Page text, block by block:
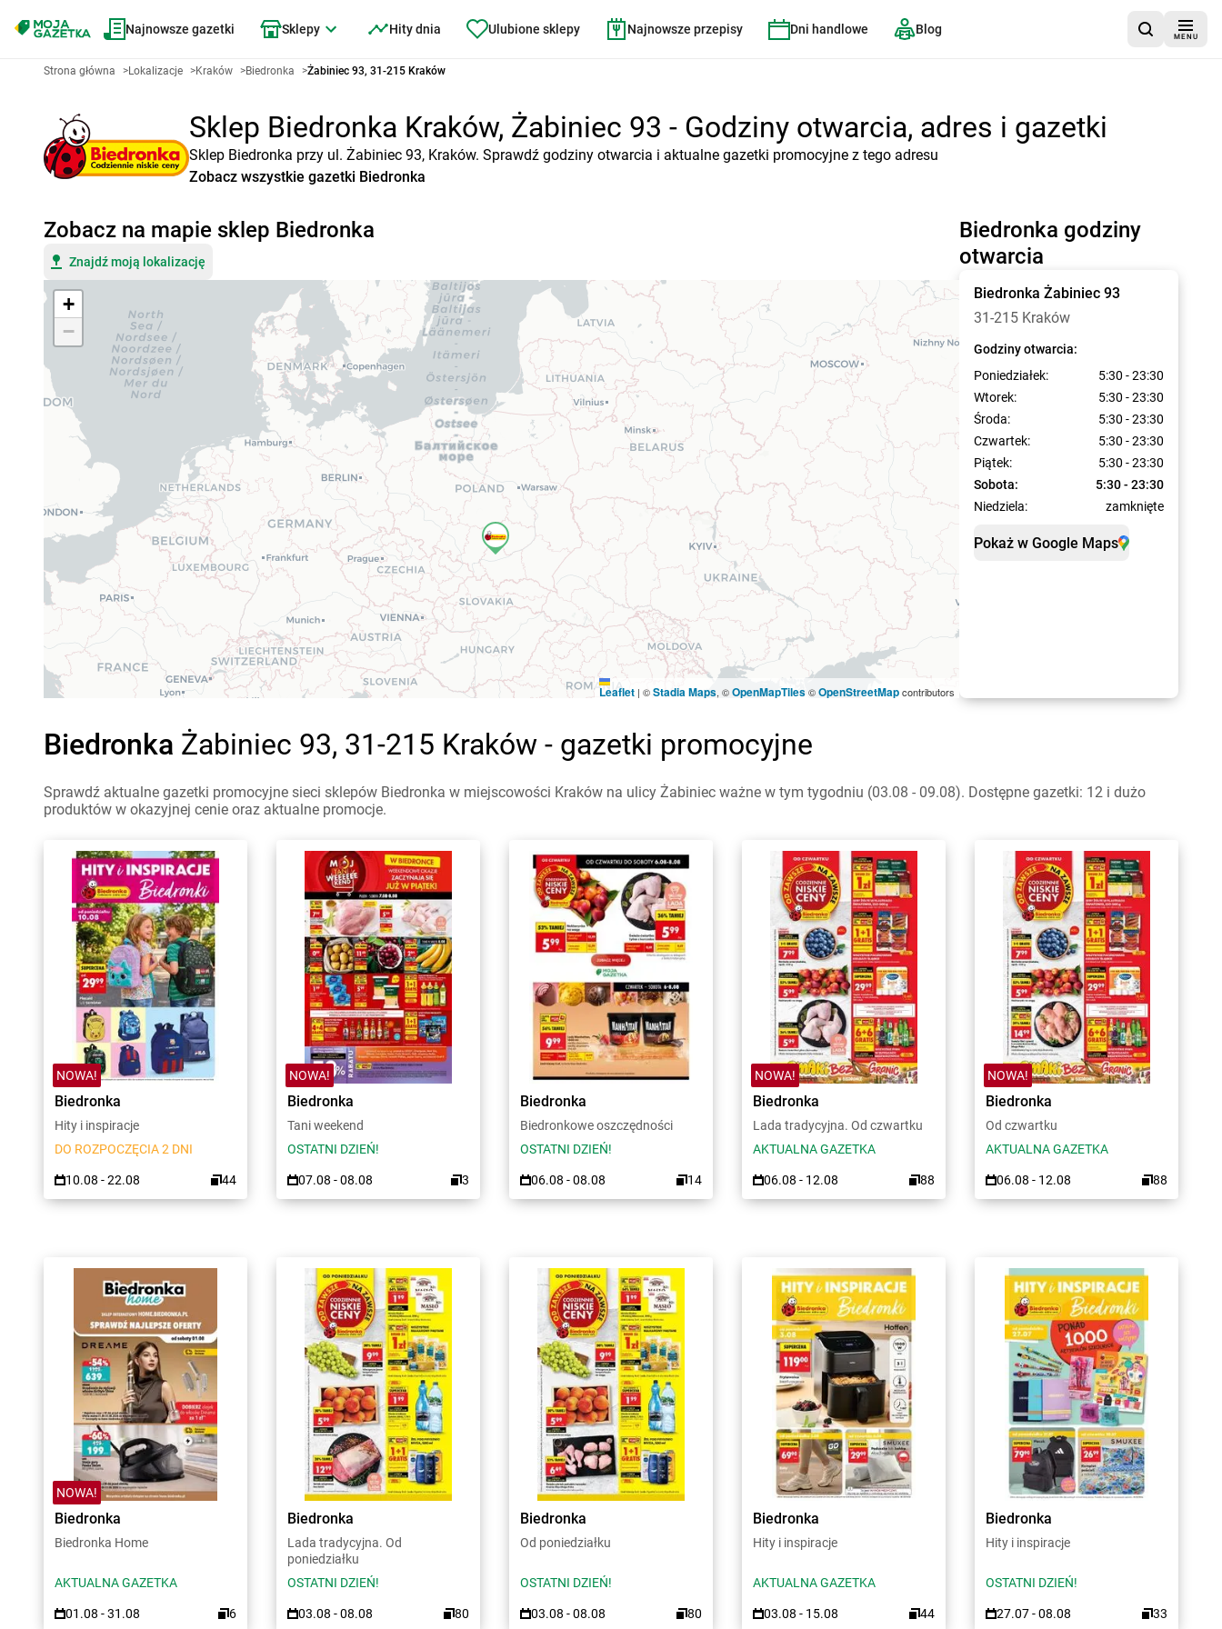
Najnowsze gazetki Sklepy Hity dnia Ulubione sklepy Najnowsze przepisy Dni handlowe Blog
MENU
Strona główna >Lokalizacje >Kraków >Biedronka >Żabiniec 93, 31-215 Kraków
Sklep Biedronka Kraków, Żabiniec 93 - Godziny otwarcia, adres i gazetki
Sklep Biedronka przy ul. Żabiniec 93, Kraków. Sprawdź godziny otwarcia i aktualne gazetki promocyjne z tego adresu
Zobacz wszystkie gazetki Biedronka
Biedronka godziny
otwarcia
Biedronka Żabiniec 93
31-215 Kraków
Godziny otwarcia:
Poniedziałek:
5:30 - 23:30
Wtorek:
5:30 - 23:30
Środa:
5:30 - 23:30
Czwartek:
5:30 - 23:30
Piątek:
5:30 - 23:30
Sobota:
5:30 - 23:30
Niedziela:
zamknięte
Pokaż w Google Maps
Zobacz na mapie sklep Biedronka
Znajdź moją lokalizację
+
−
Leaflet | ©Stadia Maps, ©OpenMapTiles©OpenStreetMapcontributors
Biedronka Żabiniec 93, 31-215 Kraków - gazetki promocyjne
Sprawdź aktualne gazetki promocyjne sieci sklepów Biedronka w miejscowości Kraków na ulicy Żabiniec ważne w tym tygodniu (03.08 - 09.08). Dostępne gazetki: 12 i dużo
produktów w okazyjnej cenie oraz aktualne promocje.
NOWA!
Biedronka
Hity i inspiracje
DO ROZPOCZĘCIA 2 DNI
10.08 - 22.08 44
NOWA!
Biedronka
Tani weekend
OSTATNI DZIEŃ!
07.08 - 08.08 3
Biedronka
Biedronkowe oszczędności
OSTATNI DZIEŃ!
06.08 - 08.08 14
NOWA!
Biedronka
Lada tradycyjna. Od czwartku
AKTUALNA GAZETKA
06.08 - 12.08 88
NOWA!
Biedronka
Od czwartku
AKTUALNA GAZETKA
06.08 - 12.08 88
NOWA!
Biedronka
Biedronka Home
AKTUALNA GAZETKA
01.08 - 31.08 6
Biedronka
Lada tradycyjna. Od
poniedziałku
OSTATNI DZIEŃ!
03.08 - 08.08 80
Biedronka
Od poniedziałku
OSTATNI DZIEŃ!
03.08 - 08.08 80
Biedronka
Hity i inspiracje
AKTUALNA GAZETKA
03.08 - 15.08 44
Biedronka
Hity i inspiracje
OSTATNI DZIEŃ!
27.07 - 08.08 33